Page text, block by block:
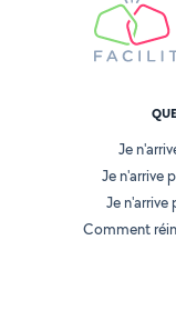
Je
Je n'arrive
Je n'arrive
Comment